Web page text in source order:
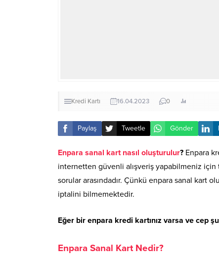
Kredi Kartı 16.04.2023 0
Paylaş Tweetle Gönder
Enpara sanal kart nasıl oluşturulur? Enpara
internetten güvenli alışveriş yapabilmeniz için
sorular arasındadır. Çünkü enpara sanal kart
iptalini bilmemektedir.
Eğer bir enpara kredi kartınız varsa ve cep
Enpara Sanal Kart Nedir?